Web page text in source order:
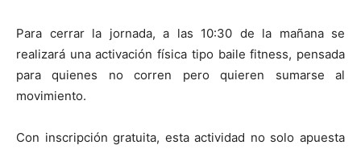
Para cerrar la jornada, a las 10:30 de la mañana se
realizará una activación física tipo baile fitness, pensada
para quienes no corren pero quieren sumarse al
movimiento.
Con inscripción gratuita, esta actividad no solo apuesta